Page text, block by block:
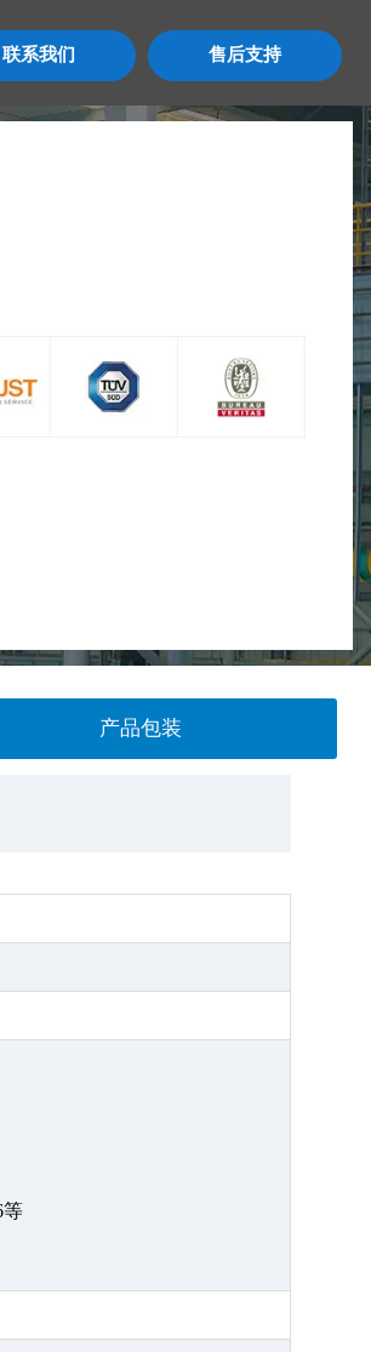
联系我们 售后支持
产品包装
等